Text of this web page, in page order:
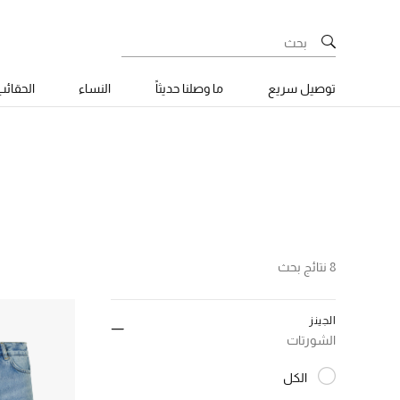
توصيل سريع ما وصلنا حديثاً النساء
8 نتائج بحث
الجينز
الشورتات
الكل